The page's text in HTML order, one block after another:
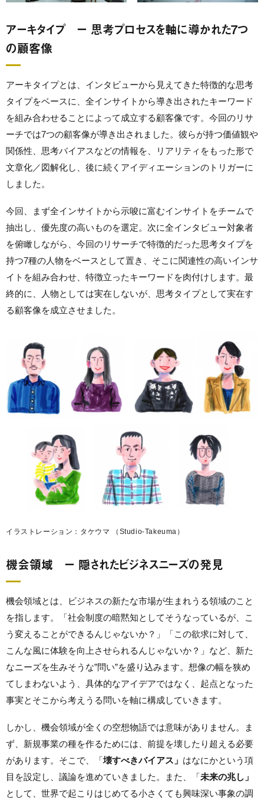
アーキタイプ ー 思考プロセスを軸に導かれた7つ
の顧客像
アーキタイプとは、インタビューから見えてきた特徴的な思考
タイプをベースに、全インサイトから導き出されたキーワード
を組み合わせることによって成立する顧客像です。今回のリサ
ーチでは7つの顧客像が導き出されました。彼らが持つ価値観や
関係性、思考バイアスなどの情報を、リアリティをもった形で
文章化／図解化し、後に続くアイディエーションのトリガーに
しました。
今回、まず全インサイトから示唆に富むインサイトをチームで
抽出し、優先度の高いものを選定。次に全インタビュー対象者
を俯瞰しながら、今回のリサーチで特徴的だった思考タイプを
持つ7種の人物をベースとして置き、そこに関連性の高いインサ
イトを組み合わせ、特徴立ったキーワードを肉付けします。最
終的に、人物としては実在しないが、思考タイプとして実在す
る顧客像を成立させました。
イラストレーション：タケウマ （Studio-Takeuma）
機会領域 ー 隠されたビジネスニーズの発見
機会領域とは、ビジネスの新たな市場が生まれうる領域のこと
を指します。「社会制度の暗黙知としてそうなっているが、こ
う変えることができるんじゃないか？」「この欲求に対して、
こんな風に体験を向上させられるんじゃないか？」など、新た
なニーズを生みそうな”問い”を盛り込みます。想像の幅を狭め
てしまわないよう、具体的なアイデアではなく、起点となった
事実とそこから考えうる問いを軸に構成していきます。
しかし、機会領域が全くの空想物語では意味がありません。ま
ず、新規事業の種を作るためには、前提を壊したり超える必要
があります。そこで、「壊すべきバイアス」 はなにかという項
目を設定し、議論を進めていきました。また、「未来の兆し」
として、世界で起こりはじめてる小さくても興味深い事象の調